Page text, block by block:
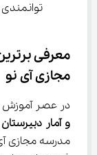
معرفی
مجازی آی ‌نو
در عصر آموزش
و آمار دبیرستان